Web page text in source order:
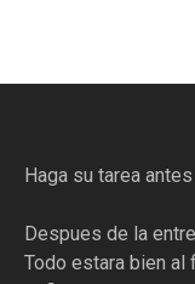
Haga su tarea
Despues de la
Todo estara bien al